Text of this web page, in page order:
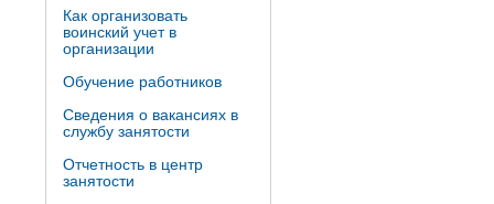
Как организовать
воинский учет в
организации
Обучение работников
Сведения о вакансиях в
службу занятости
Отчетность в центр
занятости